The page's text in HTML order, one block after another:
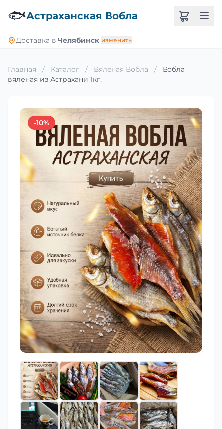
🐟Астраханская Вобла
Доставка в Челябинск изменить
Главная / Каталог / Вяленая Вобла /
Вобла
вяленая из Астрахани 1кг.
-10%